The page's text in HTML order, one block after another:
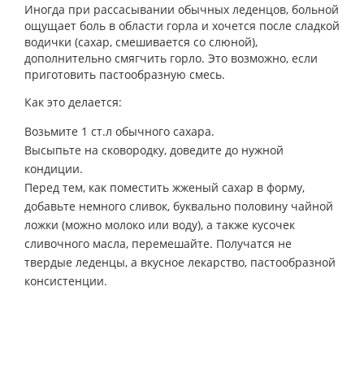
Иногда при рассасывании обычных леденцов, больной
ощущает боль в области горла и хочется после сладкой
водички (сахар, смешивается со слюной),
дополнительно смягчить горло. Это возможно, если
приготовить пастообразную смесь.
Как это делается:
Возьмите 1 ст.л обычного сахара.
Высыпьте на сковородку, доведите до нужной
кондиции.
Перед тем, как поместить жженый сахар в форму,
добавьте немного сливок, буквально половину чайной
ложки (можно молоко или воду), а также кусочек
сливочного масла, перемешайте. Получатся не
твердые леденцы, а вкусное лекарство, пастообразной
консистенции.